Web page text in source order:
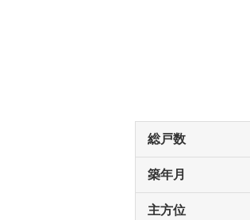
総戸数
築年月
主方位